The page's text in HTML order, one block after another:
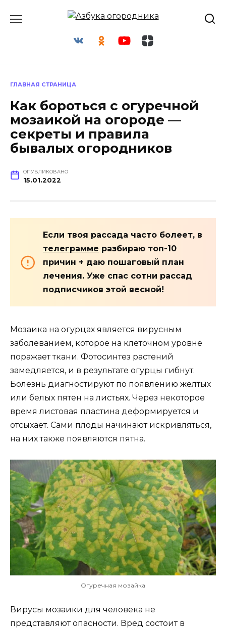
ГЛАВНАЯ СТРАНИЦА
Как бороться с огуречной
мозаикой на огороде —
секреты и правила
бывалых огородников
ОПУБЛИКОВАНО
15.01.2022
Если твоя рассада часто болеет, в
телеграмме разбираю топ-10
причин + даю пошаговый план
лечения. Уже спас сотни рассад
подписчиков этой весной!
Мозаика на огурцах является вирусным
заболеванием, которое на клеточном уровне
поражает ткани. Фотосинтез растений
замедляется, и в результате огурцы гибнут.
Болезнь диагностируют по появлению желтых
или белых пятен на листьях. Через некоторое
время листовая пластина деформируется и
отсыхает. Сами плоды начинают искривляться,
на них также появляются пятна.
Огуречная мозайка
Вирусы мозаики для человека не
представляют опасности. Вред состоит в